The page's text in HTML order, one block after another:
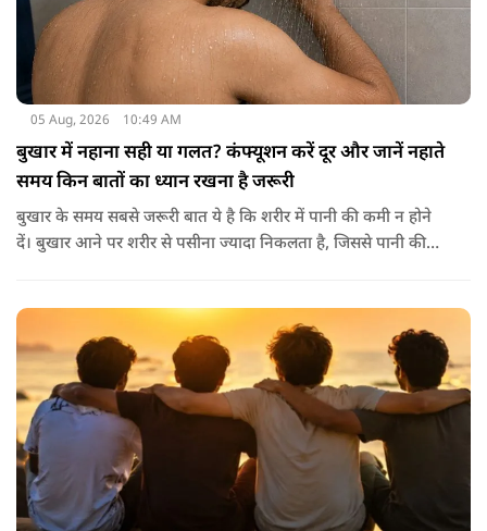
05 Aug, 2026 10:49 AM
बुखार में नहाना सही या गलत? कंफ्यूशन करें दूर और जानें नहाते
समय किन बातों का ध्यान रखना है जरूरी
बुखार के समय सबसे जरूरी बात ये है कि शरीर में पानी की कमी न होने
दें। बुखार आने पर शरीर से पसीना ज्यादा निकलता है, जिससे पानी की
होते हैं। खाने में हल्का और आसानी से पचने वाला भोजन जैसे खिचड़ी
और दलिया आदि लेना अच्छा माना जाता है।